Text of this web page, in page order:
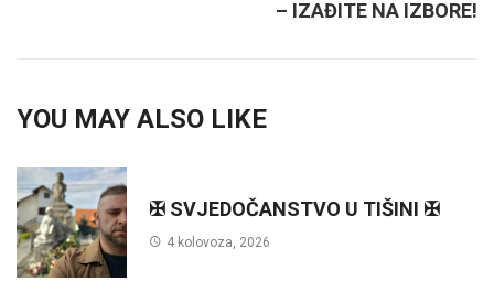
– IZAĐITE NA IZBORE!
YOU MAY ALSO LIKE
✠ SVJEDOČANSTVO U TIŠINI ✠
4 kolovoza, 2026